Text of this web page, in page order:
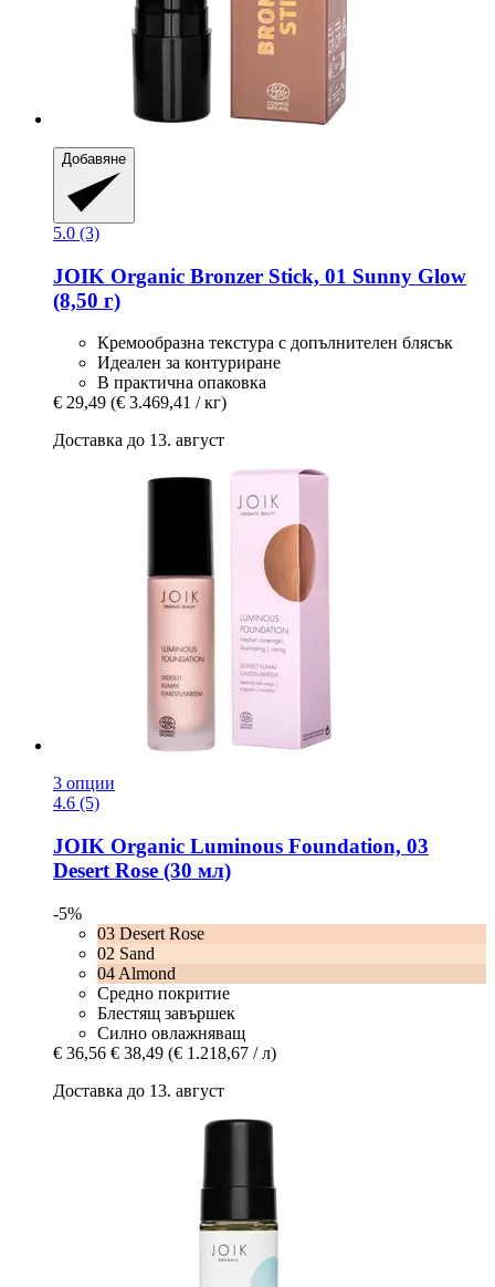
Добавяне
5.0 (3)
JOIK Organic Bronzer Stick, 01 Sunny Glow
(8,50 г)
Кремообразна текстура с допълнителен блясък
Идеален за контуриране
В практична опаковка
€ 29,49 (€ 3.469,41 / кг)
Доставка до 13. август
3 опции
4.6 (5)
JOIK Organic Luminous Foundation, 03
Desert Rose (30 мл)
-5%
03 Desert Rose
02 Sand
04 Almond
Средно покритие
Блестящ завършек
Силно овлажняващ
€ 36,56 € 38,49 (€ 1.218,67 / л)
Доставка до 13. август